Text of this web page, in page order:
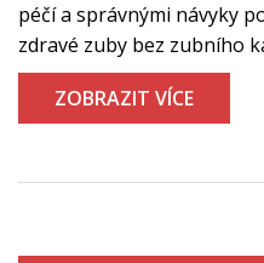
péčí a správnými návyky
zdravé zuby bez zubního
ZOBRAZIT VÍCE